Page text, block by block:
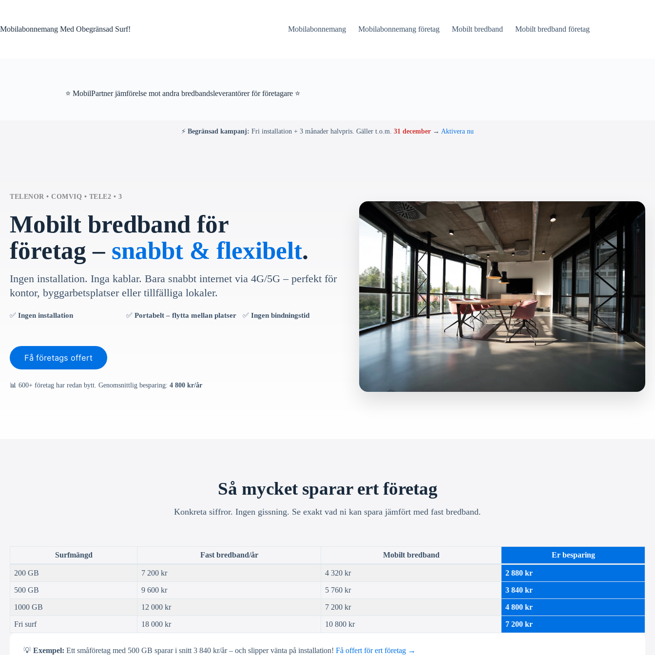
Mobilabonnemang Med Obegränsad Surf!
Mobilabonnemang Mobilabonnemang företag Mobilt bredband Mobilt bredband företag
⭐ MobilPartner jämförelse mot andra bredbandsleverantörer för företagare ⭐
⚡ Begränsad kampanj: Fri installation + 3 månader halvpris. Gäller t.o.m. 31 december → Aktivera nu
TELENOR • COMVIQ • TELE2 • 3
Mobilt bredband för
företag – snabbt & flexibelt.
Ingen installation. Inga kablar. Bara snabbt internet via 4G/5G – perfekt för
kontor, byggarbetsplatser eller tillfälliga lokaler.
✅ Ingen installation ✅Portabelt – flytta mellan platser ✅Ingen bindningstid
Få företags offert
📊 600+ företag har redan bytt. Genomsnittlig besparing: 4 800 kr/år
Så mycket sparar ert företag
Konkreta siffror. Ingen gissning. Se exakt vad ni kan spara jämfört med fast bredband.
Surfmängd Fast bredband/år Mobilt bredband Er besparing
200 GB 7 200 kr 4 320 kr 2 880 kr
500 GB 9 600 kr 5 760 kr 3 840 kr
1000 GB 12 000 kr 7 200 kr 4 800 kr
Fri surf 18 000 kr 10 800 kr 7 200 kr
💡 Exempel: Ett småföretag med 500 GB sparar i snitt 3 840 kr/år – och slipper vänta på installation! Få offert för ert företag →